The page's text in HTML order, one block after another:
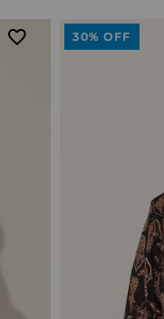
30% OFF